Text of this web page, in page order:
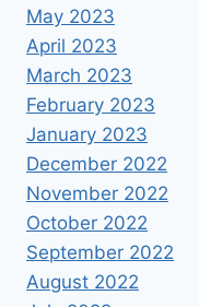
May 2023
April 2023
March 2023
February 2023
January 2023
December 2022
November 2022
October 2022
September 2022
August 2022